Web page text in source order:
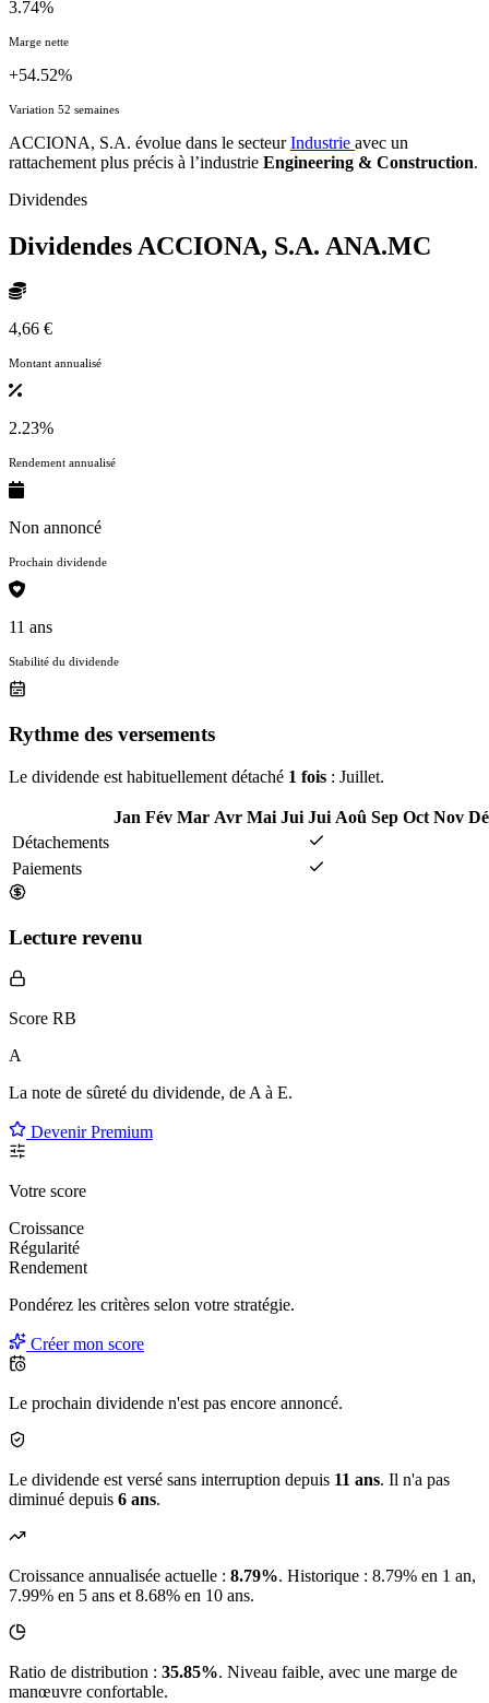
3.74%
Marge nette
+54.52%
Variation 52 semaines
ACCIONA, S.A. évolue dans le secteurIndustrie avec un
rattachement plus précis à l’industrie Engineering & Construction.
Dividendes
Dividendes ACCIONA, S.A. ANA.MC
4,66 €
Montant annualisé
2.23%
Rendement annualisé
Non annoncé
Prochain dividende
11 ans
Stabilité du dividende
Rythme des versements
Le dividende est habituellement détaché 1 fois : Juillet.
Jan Fév Mar Avr Mai Jui Jui Aoû Sep Oct Nov
Détachements
Paiements
Lecture revenu
Score RB
A
La note de sûreté du dividende, de A à E.
Devenir Premium
Votre score
Croissance
Régularité
Rendement
Pondérez les critères selon votre stratégie.
Créer mon score
Le prochain dividende n'est pas encore annoncé.
Le dividende est versé sans interruption depuis 11 ans. Il n'a pas
diminué depuis 6 ans.
Croissance annualisée actuelle : 8.79%. Historique : 8.79% en 1 an,
7.99% en 5 ans et 8.68% en 10 ans.
Ratio de distribution : 35.85%. Niveau faible, avec une marge de
manœuvre confortable.